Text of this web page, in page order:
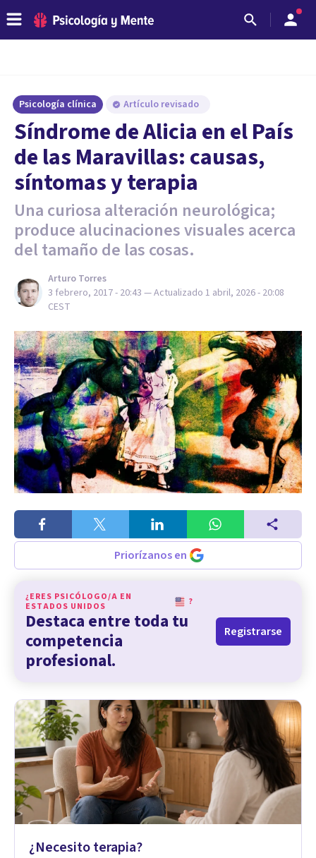
Psicología clínica Artículo revisado
Síndrome de Alicia en el País
de las Maravillas: causas,
síntomas y terapia
Una curiosa alteración neurológica;
produce alucinaciones visuales acerca
del tamaño de las cosas.
Arturo Torres
3 febrero, 2017 - 20:43 — Actualizado 1 abril, 2026 - 20:08
CEST
Priorízanos en
¿ERES PSICÓLOGO/A EN
ESTADOS UNIDOS
?
Destaca entre toda tu
competencia
profesional.
Registrarse
¿Necesito terapia?